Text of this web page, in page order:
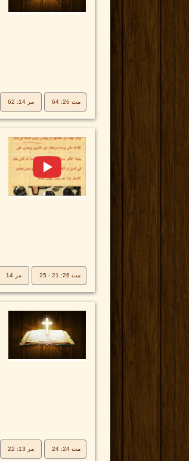
مت 26: 64 مر 14: 62
مت 26: 21 - 25 مر 14
مت 24: 24 مر 13: 22